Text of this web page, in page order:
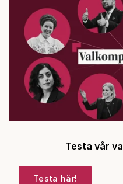
Testa vår
Testa här!